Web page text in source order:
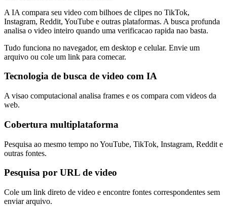
A IA compara seu video com bilhoes de clipes no TikTok,
Instagram, Reddit, YouTube e outras plataformas. A busca profunda
analisa o video inteiro quando uma verificacao rapida nao basta.
Tudo funciona no navegador, em desktop e celular. Envie um
arquivo ou cole um link para comecar.
Tecnologia de busca de video com IA
A visao computacional analisa frames e os compara com videos da
web.
Cobertura multiplataforma
Pesquisa ao mesmo tempo no YouTube, TikTok, Instagram, Reddit e
outras fontes.
Pesquisa por URL de video
Cole um link direto de video e encontre fontes correspondentes sem
enviar arquivo.